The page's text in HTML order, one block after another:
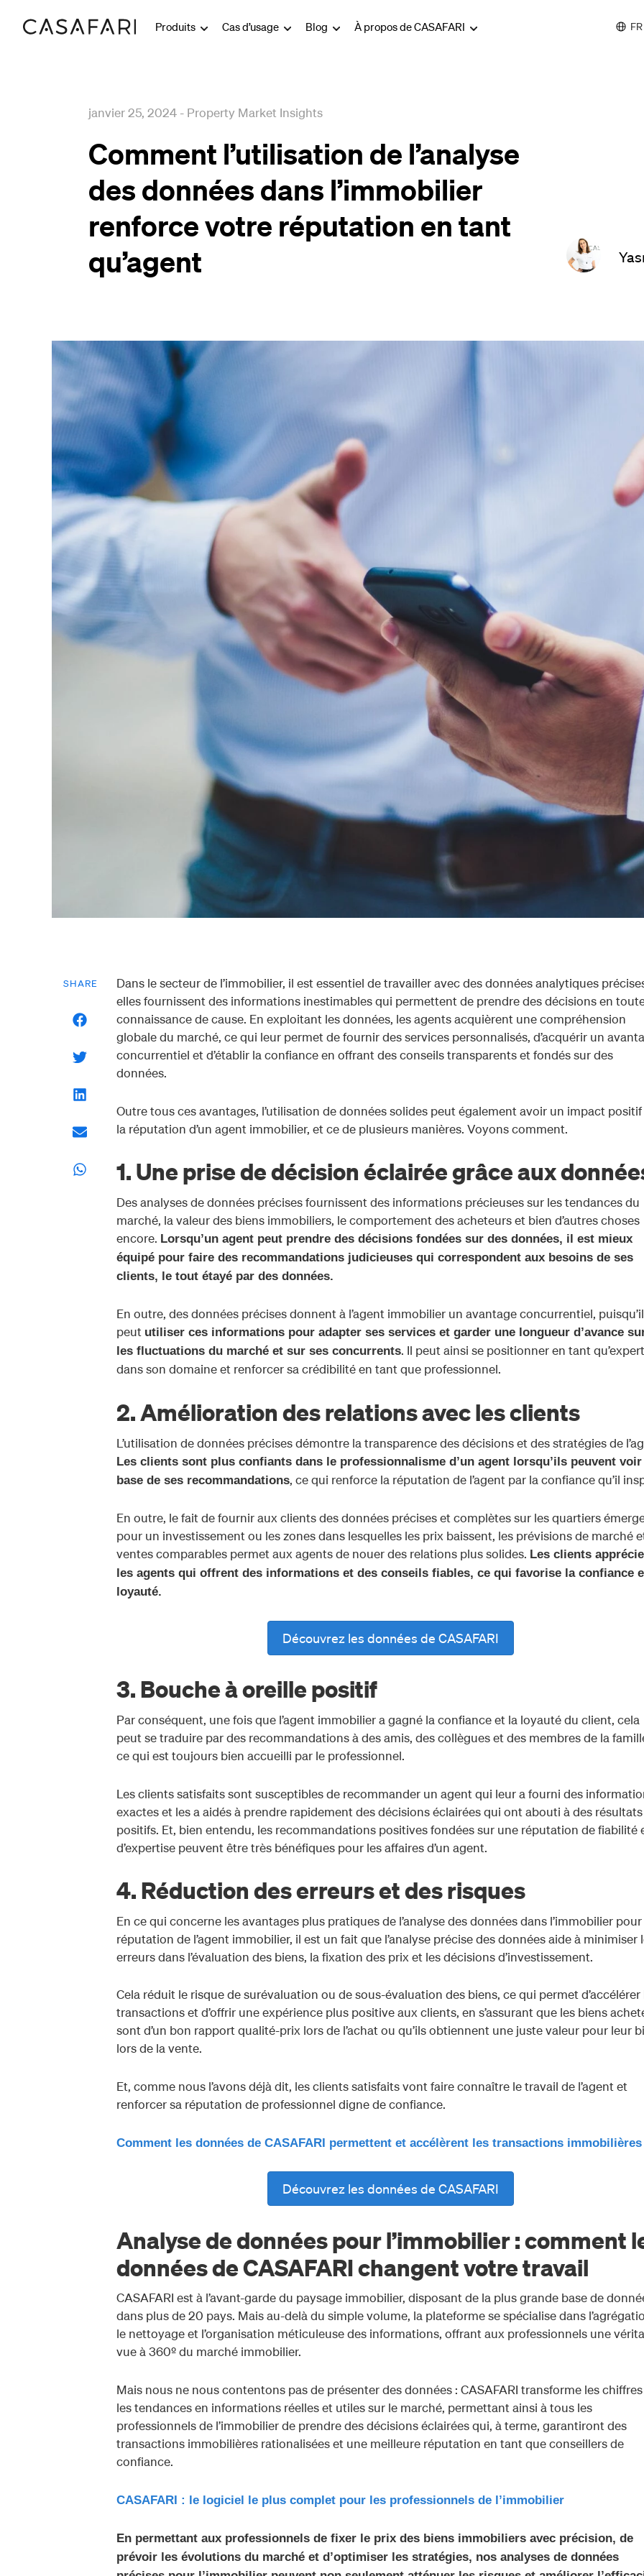
Produits Cas d’usage Blog À propos de CASAFARI FR
janvier 25, 2024 - Property Market Insights
Comment l’utilisation de l’analyse
des données dans l’immobilier
renforce votre réputation en tant
qu’agent
SHARE
Dans le secteur de l’immobilier, il est essentiel de travailler avec des données analytiques
elles fournissent des informations inestimables qui permettent de prendre des décisions en
connaissance de cause. En exploitant les données, les agents acquièrent une compréhension
globale du marché, ce qui leur permet de fournir des services personnalisés, d’acquérir un
concurrentiel et d’établir la confiance en offrant des conseils transparents et fondés sur des
données.
Outre tous ces avantages, l’utilisation de données solides peut également avoir un impact
la réputation d’un agent immobilier, et ce de plusieurs manières. Voyons comment.
1. Une prise de décision éclairée grâce aux
Des analyses de données précises fournissent des informations précieuses sur les tendances du
marché, la valeur des biens immobiliers, le comportement des acheteurs et bien d’autres choses
encore. Lorsqu’un agent peut prendre des décisions fondées sur des données, il est mieux
équipé pour faire des recommandations judicieuses qui correspondent aux besoins de ses
clients, le tout étayé par des données.
En outre, des données précises donnent à l’agent immobilier un avantage concurrentiel, puisqu’il
peut utiliser ces informations pour adapter ses services et garder une longueur d’avance
les fluctuations du marché et sur ses concurrents. Il peut ainsi se positionner en tant qu’expert
dans son domaine et renforcer sa crédibilité en tant que professionnel.
2. Amélioration des relations avec les clients
L’utilisation de données précises démontre la transparence des décisions et des stratégies de
Les clients sont plus confiants dans le professionnalisme d’un agent lorsqu’ils peuvent voir
base de ses recommandations, ce qui renforce la réputation de l’agent par la confiance qu’il
En outre, le fait de fournir aux clients des données précises et complètes sur les quartiers
pour un investissement ou les zones dans lesquelles les prix baissent, les prévisions de marché
ventes comparables permet aux agents de nouer des relations plus solides. Les clients
les agents qui offrent des informations et des conseils fiables, ce qui favorise la confiance
loyauté.
Découvrez les données de CASAFARI
3. Bouche à oreille positif
Par conséquent, une fois que l’agent immobilier a gagné la confiance et la loyauté du client, cela
peut se traduire par des recommandations à des amis, des collègues et des membres de la
ce qui est toujours bien accueilli par le professionnel.
Les clients satisfaits sont susceptibles de recommander un agent qui leur a fourni des
exactes et les a aidés à prendre rapidement des décisions éclairées qui ont abouti à des résultats
positifs. Et, bien entendu, les recommandations positives fondées sur une réputation de fiabilité
d’expertise peuvent être très bénéfiques pour les affaires d’un agent.
4. Réduction des erreurs et des risques
En ce qui concerne les avantages plus pratiques de l’analyse des données dans l’immobilier pour
réputation de l’agent immobilier, il est un fait que l’analyse précise des données aide à minimiser
erreurs dans l’évaluation des biens, la fixation des prix et les décisions d’investissement.
Cela réduit le risque de surévaluation ou de sous-évaluation des biens, ce qui permet d’accélérer
transactions et d’offrir une expérience plus positive aux clients, en s’assurant que les biens
sont d’un bon rapport qualité-prix lors de l’achat ou qu’ils obtiennent une juste valeur pour leur
lors de la vente.
Et, comme nous l’avons déjà dit, les clients satisfaits vont faire connaître le travail de l’agent et
renforcer sa réputation de professionnel digne de confiance.
Comment les données de CASAFARI permettent et accélèrent les transactions immobilières
Découvrez les données de CASAFARI
Analyse de données pour l’immobilier : comment
données de CASAFARI changent votre travail
CASAFARI est à l’avant-garde du paysage immobilier, disposant de la plus grande base de
dans plus de 20 pays. Mais au-delà du simple volume, la plateforme se spécialise dans
le nettoyage et l’organisation méticuleuse des informations, offrant aux professionnels une
vue à 360º du marché immobilier.
Mais nous ne nous contentons pas de présenter des données : CASAFARI transforme les
les tendances en informations réelles et utiles sur le marché, permettant ainsi à tous les
professionnels de l’immobilier de prendre des décisions éclairées qui, à terme, garantiront des
transactions immobilières rationalisées et une meilleure réputation en tant que conseillers de
confiance.
CASAFARI : le logiciel le plus complet pour les professionnels de l’immobilier
En permettant aux professionnels de fixer le prix des biens immobiliers avec précision, de
prévoir les évolutions du marché et d’optimiser les stratégies, nos analyses de données